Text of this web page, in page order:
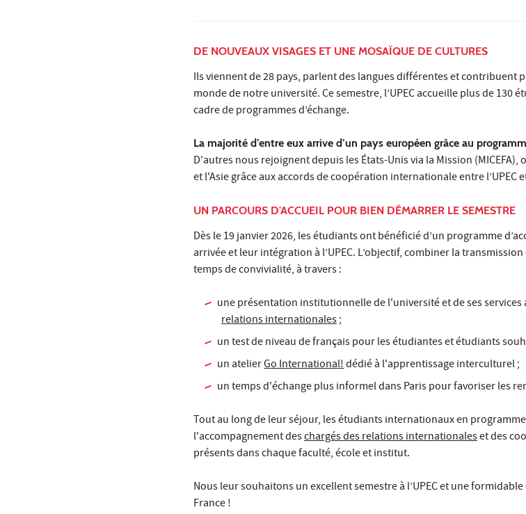
DE NOUVEAUX VISAGES ET UNE MOSAÏQUE DE CULTURES
Ils viennent de 28 pays, parlent des langues différentes et contribuent
monde de notre université. Ce semestre, l’UPEC accueille plus de 130
cadre de programmes d’échange.
La majorité d’entre eux arrive d’un pays européen grâce au
D'autres nous rejoignent depuis les États-Unis via la Mission
et l'Asie grâce aux accords de coopération internationale entre l’UPEC
UN PARCOURS D'ACCUEIL POUR BIEN DÉMARRER LE SEMESTRE
Dès le 19 janvier 2026, les étudiants ont bénéficié d’un programme
arrivée et leur intégration à l’UPEC. L’objectif, combiner la
temps de convivialité, à travers :
une présentation institutionnelle de l'université et de ses
relations internationales;
un test de niveau de français pour les étudiantes et étudiants
un atelierGo International!dédié à l'apprentissage interculturel ;
un temps d'échange plus informel dans Paris pour favoriser les
Tout au long de leur séjour, les étudiants internationaux en
l'accompagnement deschargés des relations internationaleset des
présents dans chaque faculté, école et institut.
Nous leur souhaitons un excellent semestre à l’UPEC et une
France !